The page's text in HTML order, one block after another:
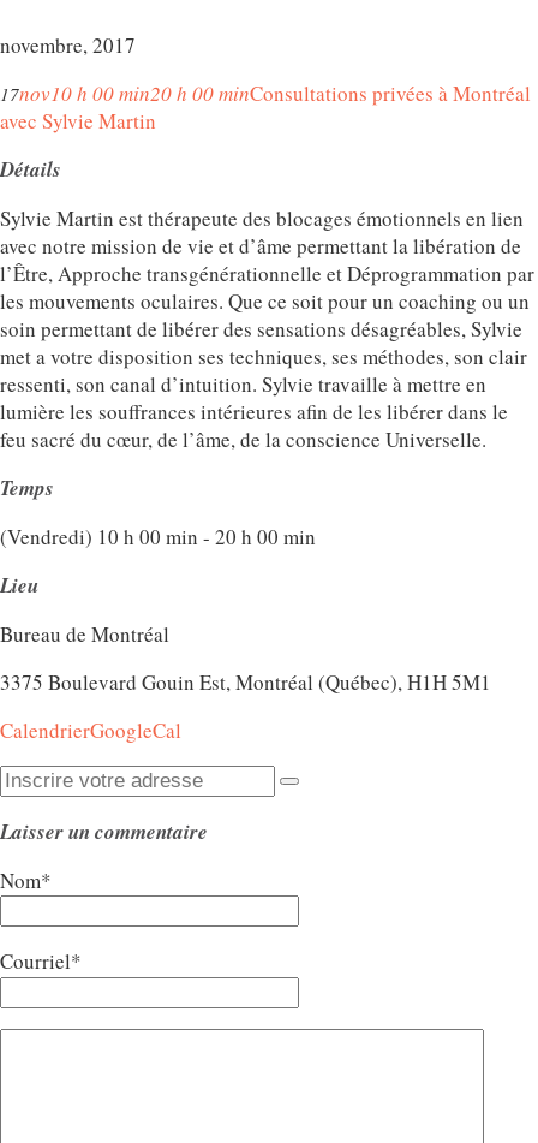
novembre, 2017
17nov10 h 00 min20 h 00 minConsultations privées à Montréal
avec Sylvie Martin
Détails
Sylvie Martin est thérapeute des blocages émotionnels en lien
avec notre mission de vie et d’âme permettant la libération de
l’Être, Approche transgénérationnelle et Déprogrammation par
les mouvements oculaires. Que ce soit pour un coaching ou un
soin permettant de libérer des sensations désagréables, Sylvie
met a votre disposition ses techniques, ses méthodes, son clair
ressenti, son canal d’intuition. Sylvie travaille à mettre en
lumière les souffrances intérieures afin de les libérer dans le
feu sacré du cœur, de l’âme, de la conscience Universelle.
Temps
(Vendredi) 10 h 00 min - 20 h 00 min
Lieu
Bureau de Montréal
3375 Boulevard Gouin Est, Montréal (Québec), H1H 5M1
CalendrierGoogleCal
Laisser un commentaire
Nom*
Courriel*